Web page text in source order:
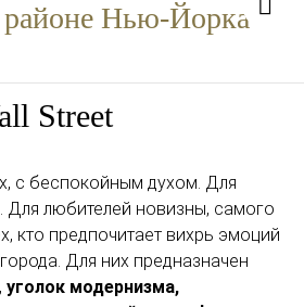
Нью-Йорка
Street
с беспокойным духом. Для
любителей новизны, самого
кто предпочитает вихрь эмоций
Для них предназначен
уголок модернизма,